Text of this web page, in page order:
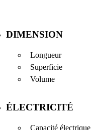
DIMENSION
Longueur
Superficie
Volume
ÉLECTRICITÉ
Capacité électrique